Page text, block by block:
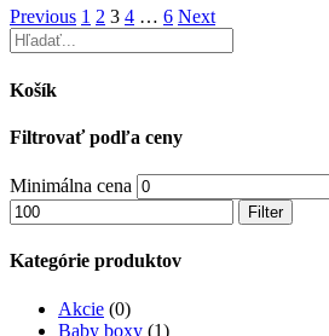
Previous 1 2 3 4 … 6 Next
Košík
Filtrovať podľa ceny
Minimálna cena
Filter
Kategórie produktov
Akcie (0)
Baby boxy (1)